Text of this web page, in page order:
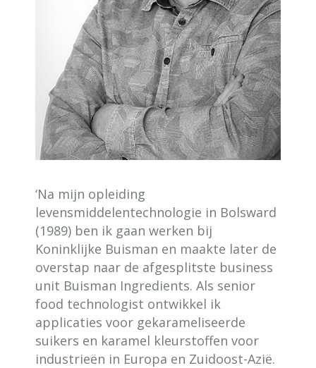
‘Na mijn opleiding
levensmiddelentechnologie in Bolsward
(1989) ben ik gaan werken bij
Koninklijke Buisman en maakte later de
overstap naar de afgesplitste business
unit Buisman Ingredients. Als senior
food technologist ontwikkel ik
applicaties voor gekarameliseerde
suikers en karamel kleurstoffen voor
industrieën in Europa en Zuidoost-Azië.